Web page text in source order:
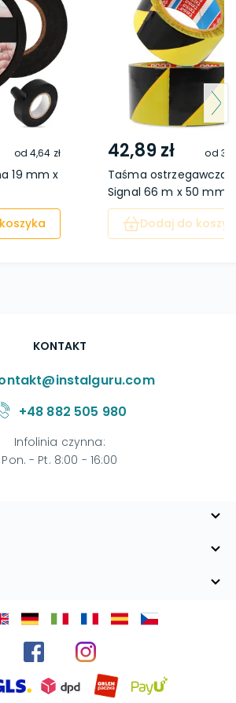
od4,64 zł
19 mm x
42,89 zł od
Taśma ostrzegawcza
Signal 66 m x 50 mm
Dodaj do
KONTAKT
+48 882 505 980
Infolinia czynna:
Pon. - Pt. 8:00 - 16:00